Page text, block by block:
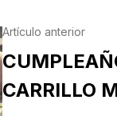
Artículo anterior
CARRILLO